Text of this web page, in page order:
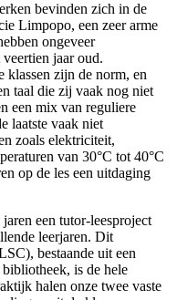
bevinden zich in de
Limpopo, een zeer arme
ongeveer
jaar oud.
zijn de norm, en
taal die zij vaak nog niet
een mix van reguliere
laatste vaak niet
zoals elektriciteit,
van 30°C tot 40°C
op de les een uitdaging
een tutor-leesproject
leerjaren. Dit
bestaande uit een
is de hele
halen onze twee vaste